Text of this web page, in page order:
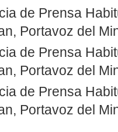
de Prensa
Portavoz del
de Prensa
Portavoz del
de Prensa
Portavoz del